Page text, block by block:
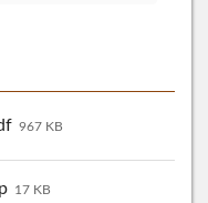
967 KB
17 KB